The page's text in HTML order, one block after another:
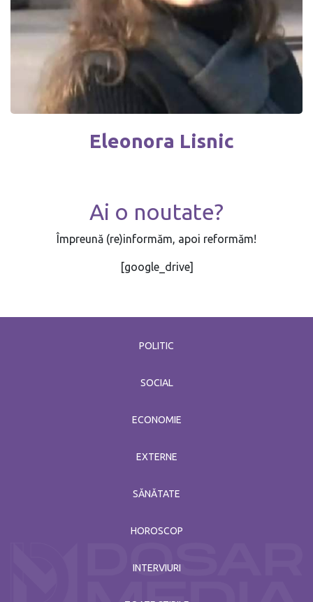
Eleonora Lisnic
Ai o noutate?
Împreună (re)informăm, apoi reformăm!
[google_drive]
POLITIC
SOCIAL
ECONOMIE
EXTERNE
SĂNĂTATE
HOROSCOP
INTERVIURI